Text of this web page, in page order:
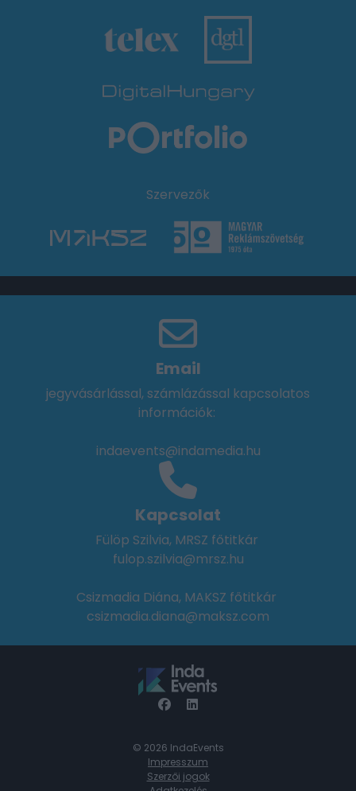
Szervezők
Email
jegyvásárlással, számlázással kapcsolatos
információk:
indaevents@indamedia.hu
Kapcsolat
Fülöp Szilvia, MRSZ főtitkár
fulop.szilvia@mrsz.hu
Csizmadia Diána, MAKSZ főtitkár
csizmadia.diana@maksz.com
© 2026 IndaEvents
Impresszum
Szerzői jogok